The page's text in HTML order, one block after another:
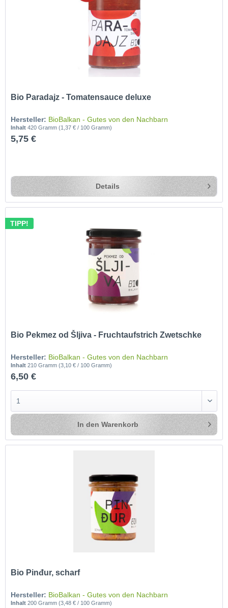
Bio Paradajz - Tomatensauce deluxe
Hersteller: BioBalkan - Gutes von den Nachbarn
Inhalt420 Gramm(1,37 € / 100 Gramm)
5,75 €
Details
TIPP!
Bio Pekmez od Šljiva - Fruchtaufstrich Zwetschke
Hersteller: BioBalkan - Gutes von den Nachbarn
Inhalt210 Gramm(3,10 € / 100 Gramm)
6,50 €
In den Warenkorb
Bio Pinđur, scharf
Hersteller: BioBalkan - Gutes von den Nachbarn
Inhalt200 Gramm(3,48 € / 100 Gramm)